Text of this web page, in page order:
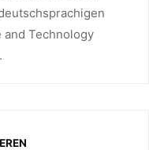
and Technology